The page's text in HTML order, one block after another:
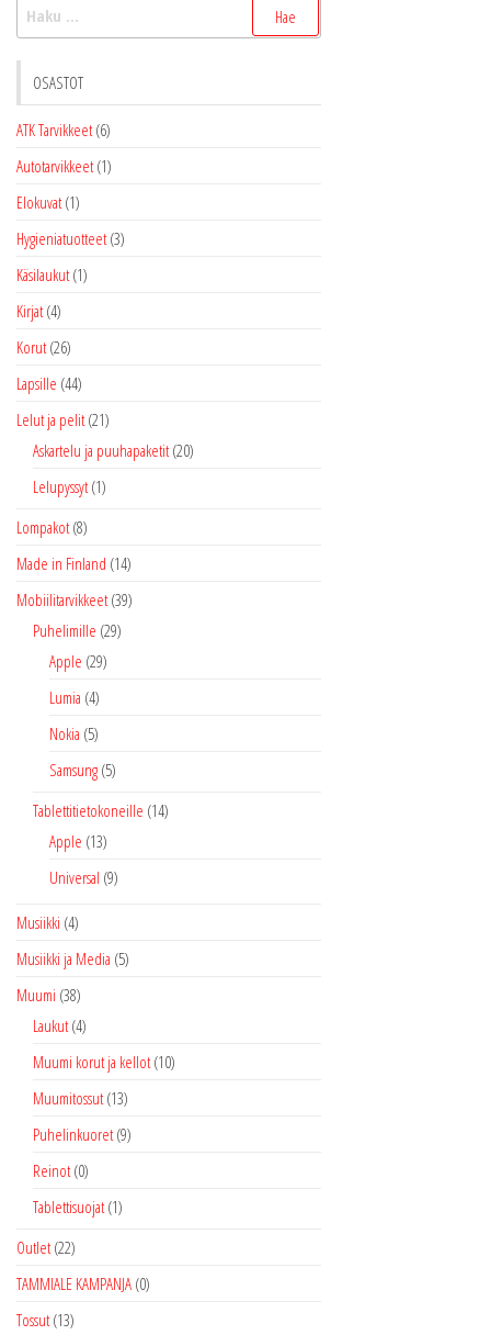
tuotteen
OSASTOT
ATK Tarvikkeet (6)
Autotarvikkeet (1)
Elokuvat (1)
Hygieniatuotteet (3)
Käsilaukut (1)
Kirjat (4)
Korut (26)
Lapsille (44)
Lelut ja pelit (21)
Askartelu ja puuhapaketit (20)
Lelupyssyt (1)
Lompakot (8)
Made in Finland (14)
Mobiilitarvikkeet (39)
Puhelimille (29)
Apple (29)
Lumia (4)
Nokia (5)
Samsung (5)
Tablettitietokoneille (14)
Apple (13)
Universal (9)
Musiikki (4)
Musiikki ja Media (5)
Muumi (38)
Laukut (4)
Muumi korut ja kellot (10)
Muumitossut (13)
Puhelinkuoret (9)
Reinot (0)
Tablettisuojat (1)
Outlet (22)
TAMMIALE KAMPANJA (0)
Tossut (13)